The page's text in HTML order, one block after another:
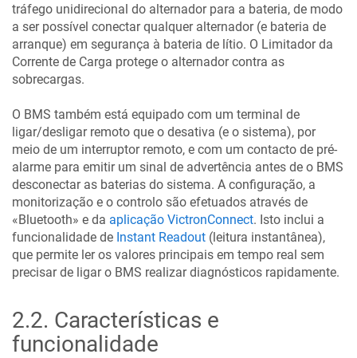
tráfego unidirecional do alternador para a bateria, de modo
a ser possível conectar qualquer alternador (e bateria de
arranque) em segurança à bateria de lítio. O Limitador da
Corrente de Carga protege o alternador contra as
sobrecargas.
O BMS também está equipado com um terminal de
ligar/desligar remoto que o desativa (e o sistema), por
meio de um interruptor remoto, e com um contacto de pré-
alarme para emitir um sinal de advertência antes de o BMS
desconectar as baterias do sistema. A configuração, a
monitorização e o controlo são efetuados através de
«Bluetooth» e da aplicação VictronConnect. Isto inclui a
funcionalidade de Instant Readout (leitura instantânea),
que permite ler os valores principais em tempo real sem
precisar de ligar o BMS realizar diagnósticos rapidamente.
2.2. Características e
funcionalidade